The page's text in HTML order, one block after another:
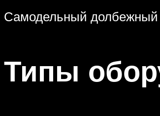
Самодельный долбежный
Типы